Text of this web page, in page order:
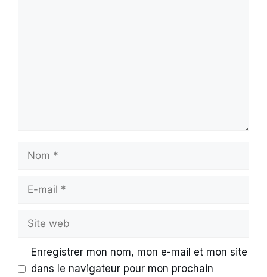
Nom
Site
Enregistrer mon nom, mon e-mail et mon site
dans le navigateur pour mon prochain